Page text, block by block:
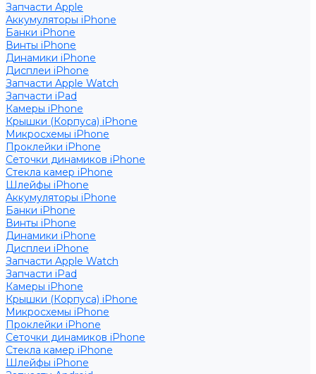
Запчасти Apple
Аккумуляторы iPhone
Банки iPhone
Винты iPhone
Динамики iPhone
Дисплеи iPhone
Запчасти Apple Watch
Запчасти iPad
Камеры iPhone
Крышки (Корпуса) iPhone
Микросхемы iPhone
Проклейки iPhone
Сеточки динамиков iPhone
Стекла камер iPhone
Шлейфы iPhone
Аккумуляторы iPhone
Банки iPhone
Винты iPhone
Динамики iPhone
Дисплеи iPhone
Запчасти Apple Watch
Запчасти iPad
Камеры iPhone
Крышки (Корпуса) iPhone
Микросхемы iPhone
Проклейки iPhone
Сеточки динамиков iPhone
Стекла камер iPhone
Шлейфы iPhone